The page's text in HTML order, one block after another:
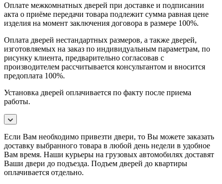
Оплате межкомнатных дверей при доставке и подписании
акта о приёме передачи товара подлежит сумма равная цене
изделия на момент заключения договора в размере 100%.
Оплата дверей нестандартных размеров, а также дверей,
изготовляемых на заказ по индивидуальным параметрам, по
рисунку клиента, предварительно согласовав с
производителем рассчитывается консультантом и вносится
предоплата 100%.
Установка дверей оплачивается по факту после приема
работы.
Если Вам необходимо привезти двери, то Вы можете заказать
доставку выбранного товара в любой день недели в удобное
Вам время. Наши курьеры на грузовых автомобилях доставят
Ваши двери до подъезда. Подъем дверей до квартиры
оплачивается отдельно.